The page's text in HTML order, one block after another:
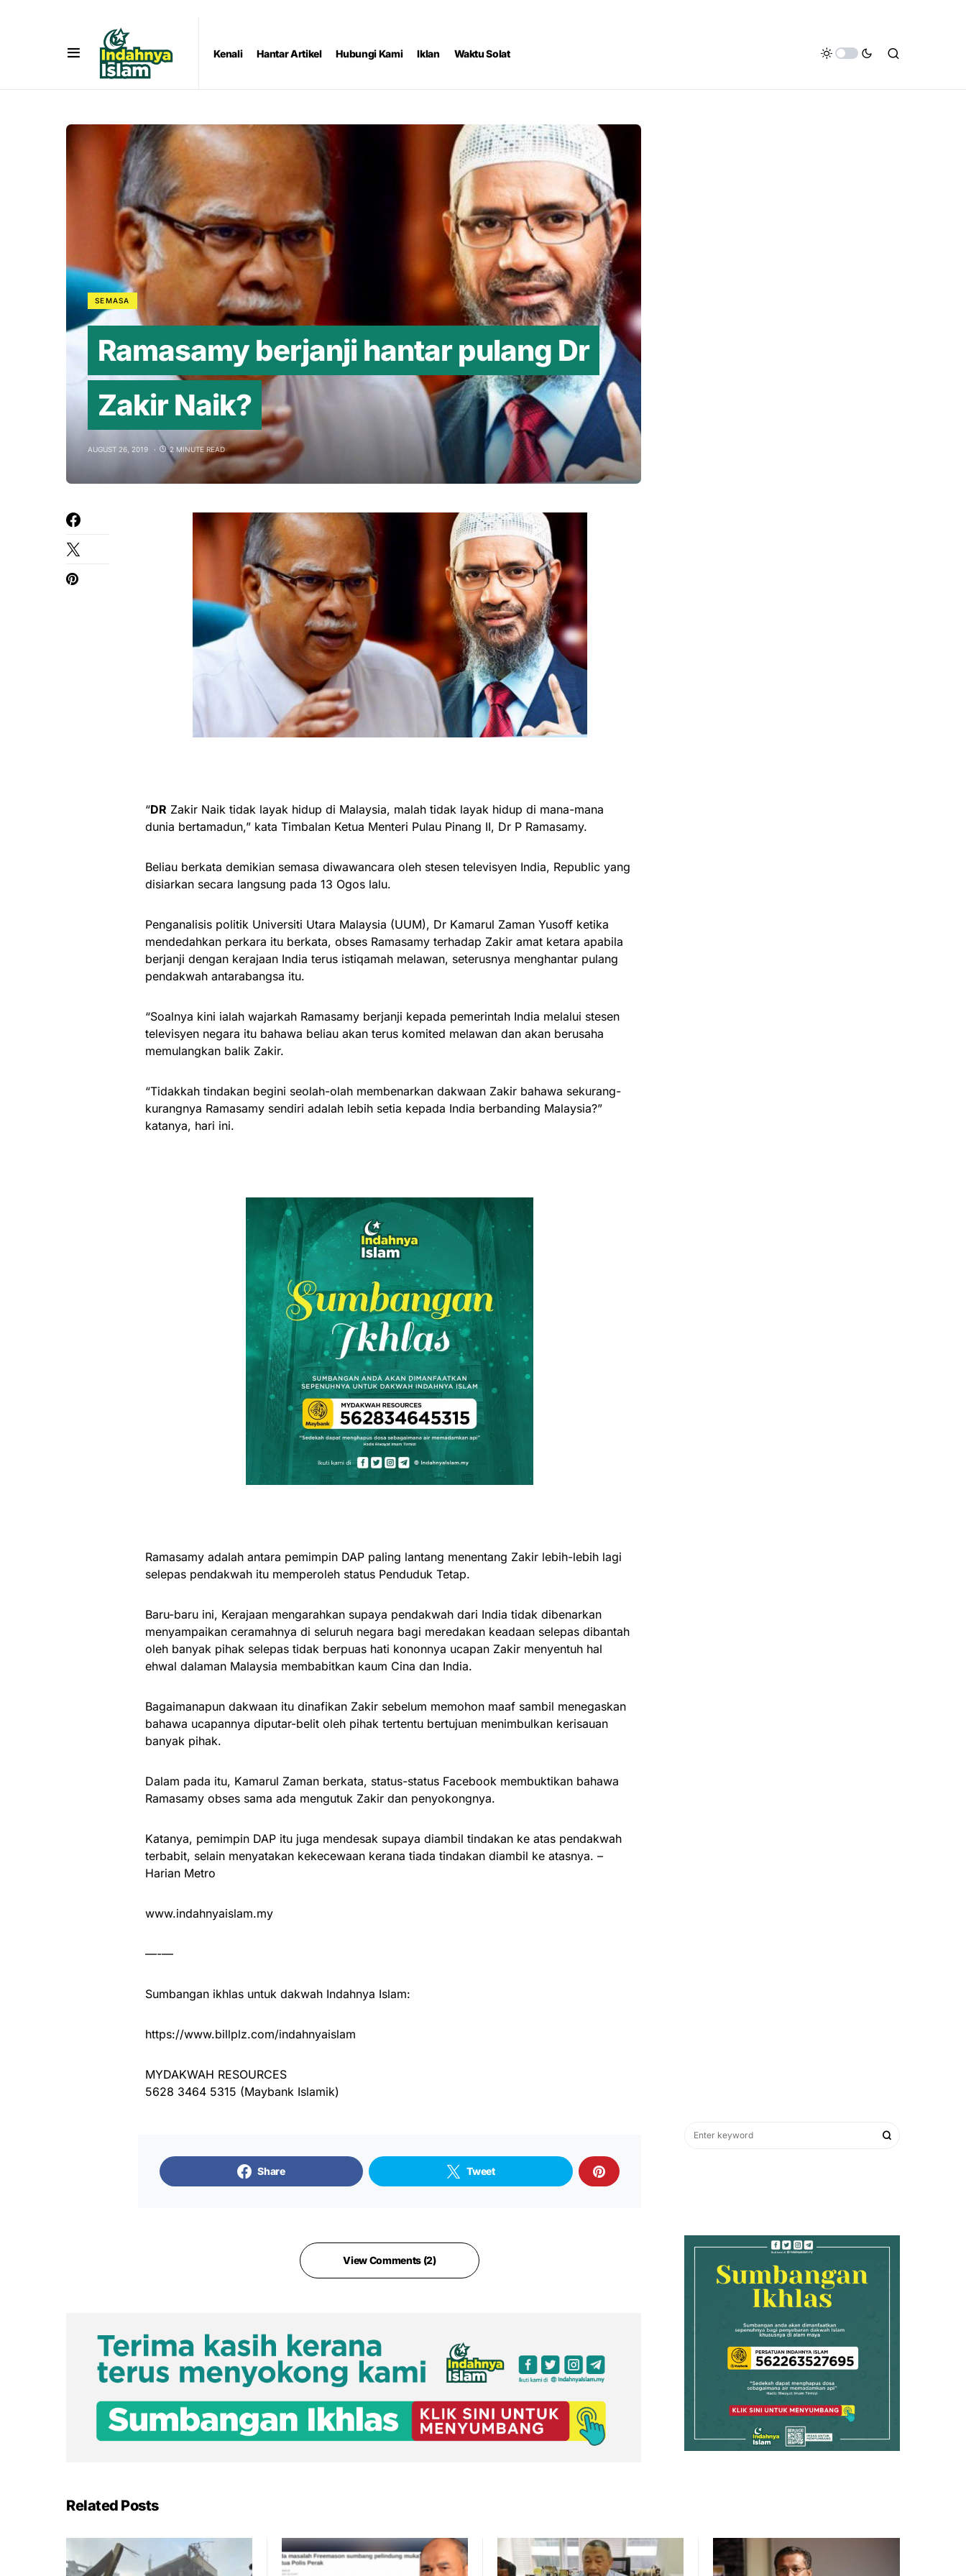
Kenali Hantar Artikel Hubungi Kami Iklan Waktu Solat
SEMASA
Ramasamy berjanji hantar pulang Dr
Zakir Naik?
AUGUST 26, 2019 2 MINUTE READ
“DR Zakir Naik tidak layak hidup di Malaysia, malah tidak layak hidup di mana-mana
dunia bertamadun,” kata Timbalan Ketua Menteri Pulau Pinang II, Dr P Ramasamy.
Beliau berkata demikian semasa diwawancara oleh stesen televisyen India, Republic yang
disiarkan secara langsung pada 13 Ogos lalu.
Penganalisis politik Universiti Utara Malaysia (UUM), Dr Kamarul Zaman Yusoff ketika
mendedahkan perkara itu berkata, obses Ramasamy terhadap Zakir amat ketara apabila
berjanji dengan kerajaan India terus istiqamah melawan, seterusnya menghantar pulang
pendakwah antarabangsa itu.
“Soalnya kini ialah wajarkah Ramasamy berjanji kepada pemerintah India melalui stesen
televisyen negara itu bahawa beliau akan terus komited melawan dan akan berusaha
memulangkan balik Zakir.
“Tidakkah tindakan begini seolah-olah membenarkan dakwaan Zakir bahawa sekurang-
kurangnya Ramasamy sendiri adalah lebih setia kepada India berbanding Malaysia?”
katanya, hari ini.
Ramasamy adalah antara pemimpin DAP paling lantang menentang Zakir lebih-lebih lagi
selepas pendakwah itu memperoleh status Penduduk Tetap.
Baru-baru ini, Kerajaan mengarahkan supaya pendakwah dari India tidak dibenarkan
menyampaikan ceramahnya di seluruh negara bagi meredakan keadaan selepas dibantah
oleh banyak pihak selepas tidak berpuas hati kononnya ucapan Zakir menyentuh hal
ehwal dalaman Malaysia membabitkan kaum Cina dan India.
Bagaimanapun dakwaan itu dinafikan Zakir sebelum memohon maaf sambil menegaskan
bahawa ucapannya diputar-belit oleh pihak tertentu bertujuan menimbulkan kerisauan
banyak pihak.
Dalam pada itu, Kamarul Zaman berkata, status-status Facebook membuktikan bahawa
Ramasamy obses sama ada mengutuk Zakir dan penyokongnya.
Katanya, pemimpin DAP itu juga mendesak supaya diambil tindakan ke atas pendakwah
terbabit, selain menyatakan kekecewaan kerana tiada tindakan diambil ke atasnya. –
Harian Metro
www.indahnyaislam.my
—-—
Sumbangan ikhlas untuk dakwah Indahnya Islam:
https://www.billplz.com/indahnyaislam
MYDAKWAH RESOURCES
5628 3464 5315 (Maybank Islamik)
Share Tweet
View Comments (2)
Related Posts